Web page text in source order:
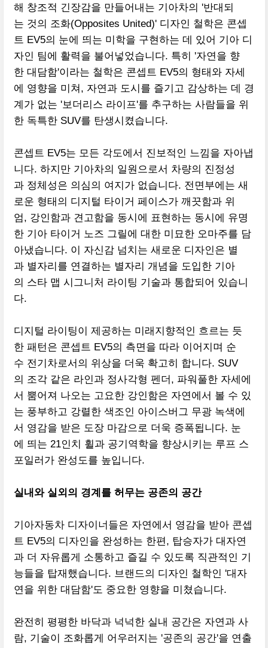
해 창조적 긴장감을 만들어내는 기아차의 '반대되
는 것의 조화(Opposites United)' 디자인 철학은 콘셉
트 EV5의 눈에 띄는 미학을 구현하는 데 있어 기아 디
자인 팀에 활력을 불어넣었습니다. 특히 '자연을 향
한 대담함'이라는 철학은 콘셉트 EV5의 형태와 자세
에 영향을 미쳐, 자연과 도시를 즐기고 감상하는 데 경
계가 없는 '보더리스 라이프'를 추구하는 사람들을 위
한 독특한 SUV를 탄생시켰습니다.
콘셉트 EV5는 모든 각도에서 진보적인 느낌을 자아냅
니다. 하지만 기아차의 일원으로서 차량의 진정성
과 정체성은 의심의 여지가 없습니다. 전면부에는 새
로운 형태의 디지털 타이거 페이스가 깨끗함과 위
엄, 강인함과 견고함을 동시에 표현하는 동시에 유명
한 기아 타이거 노즈 그릴에 대한 미묘한 오마주를 담
아냈습니다. 이 자신감 넘치는 새로운 디자인은 별
과 별자리를 연결하는 별자리 개념을 도입한 기아
의 스타 맵 시그니처 라이팅 기술과 통합되어 있습니
다.
디지털 라이팅이 제공하는 미래지향적인 흐르는 듯
한 패턴은 콘셉트 EV5의 측면을 따라 이어지며 순
수 전기차로서의 위상을 더욱 확고히 합니다. SUV
의 조각 같은 라인과 정사각형 펜더, 파워풀한 자세에
서 뿜어져 나오는 고요한 강인함은 자연에서 볼 수 있
는 풍부하고 강렬한 색조인 아이스버그 무광 녹색에
서 영감을 받은 도장 마감으로 더욱 증폭됩니다. 눈
에 띄는 21인치 휠과 공기역학을 향상시키는 루프 스
포일러가 완성도를 높입니다.
실내와 실외의 경계를 허무는 공존의 공간
기아자동차 디자이너들은 자연에서 영감을 받아 콘셉
트 EV5의 디자인을 완성하는 한편, 탑승자가 대자연
과 더 자유롭게 소통하고 즐길 수 있도록 직관적인 기
능들을 탑재했습니다. 브랜드의 디자인 철학인 '대자
연을 위한 대담함'도 중요한 영향을 미쳤습니다.
완전히 평평한 바닥과 넉넉한 실내 공간은 자연과 사
람, 기술이 조화롭게 어우러지는 '공존의 공간'을 연출